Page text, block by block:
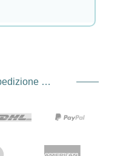
Negozio sigillo, spedizione e spedizione Fornitore di servizi di pagamento